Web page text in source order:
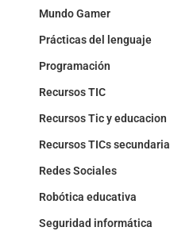
Mundo Gamer
Prácticas del lenguaje
Programación
Recursos TIC
Recursos Tic y educacion
Recursos TICs secundaria
Redes Sociales
Robótica educativa
Seguridad informática